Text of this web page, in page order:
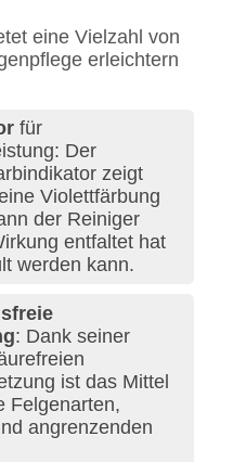
eine Vielzahl von
erleichtern
für
Der
zeigt
Violettfärbung
der Reiniger
entfaltet hat
werden kann.
: Dank seiner
ist das Mittel
Felgenarten,
angrenzenden